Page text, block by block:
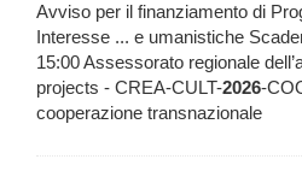
Avviso per il finanziamento di
Interesse ... e umanistiche
15:00 Assessorato regionale
projects - CREA-CULT-2026-
cooperazione transnazionale